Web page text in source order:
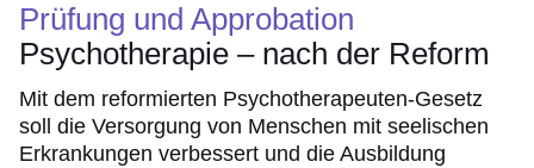
Prüfung und Approbation
Psychotherapie – nach der Reform
Mit dem reformierten Psychotherapeuten-Gesetz
soll die Versorgung von Menschen mit seelischen
Erkrankungen verbessert und die Ausbildung